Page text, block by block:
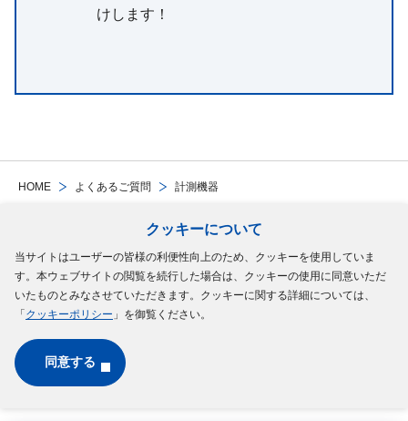
クッキーについて
当サイトはユーザーの皆様の利便性向上のため、クッキーを使用していま
す。本ウェブサイトの閲覧を続行した場合は、クッキーの使用に同意いただ
いたものとみなさせていただきます。クッキーに関する詳細については、
「 クッキーポリシー 」を御覧ください。
同意する
HOME よくあるご質問 計測機器
けします！
サイトマップご利用規約個人情報の保護についてクッキーポリシー
ソーシャルメディアポリシー
Copyright © MinebeaMitsumi Inc. All rights reserved.​